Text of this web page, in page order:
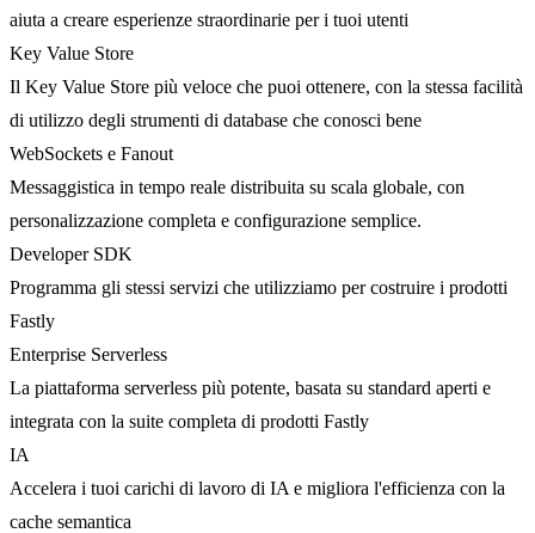
aiuta a creare esperienze straordinarie per i tuoi utenti
Key Value Store
Il Key Value Store più veloce che puoi ottenere, con la stessa facilità
di utilizzo degli strumenti di database che conosci bene
WebSockets e Fanout
Messaggistica in tempo reale distribuita su scala globale, con
personalizzazione completa e configurazione semplice.
Developer SDK
Programma gli stessi servizi che utilizziamo per costruire i prodotti
Fastly
Enterprise Serverless
La piattaforma serverless più potente, basata su standard aperti e
integrata con la suite completa di prodotti Fastly
IA
Accelera i tuoi carichi di lavoro di IA e migliora l'efficienza con la
cache semantica